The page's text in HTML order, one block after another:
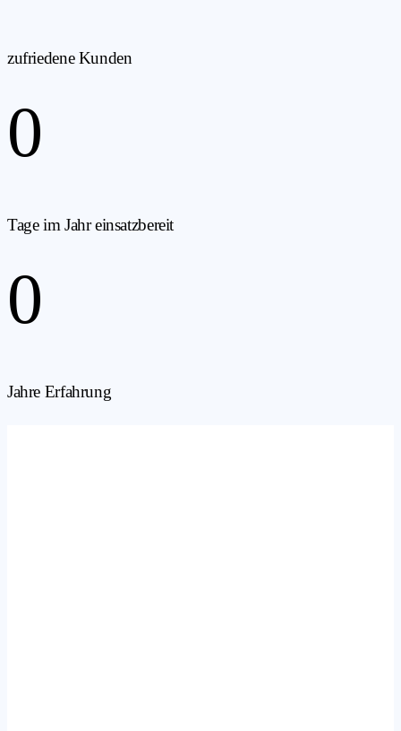
zufriedene Kunden
0
Tage im Jahr einsatzbereit
0
Jahre Erfahrung